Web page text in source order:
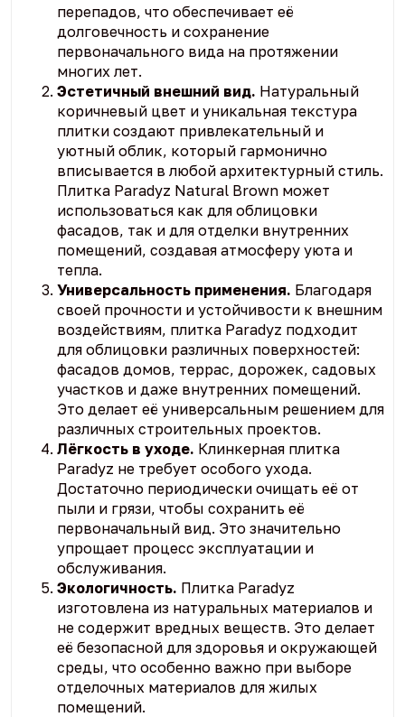
перепадов, что обеспечивает её
долговечность и сохранение
первоначального вида на протяжении
многих лет.
Эстетичный внешний вид. Натуральный
коричневый цвет и уникальная текстура
плитки создают привлекательный и
уютный облик, который гармонично
вписывается в любой архитектурный стиль.
Плитка Paradyz Natural Brown может
использоваться как для облицовки
фасадов, так и для отделки внутренних
помещений, создавая атмосферу уюта и
тепла.
Универсальность применения. Благодаря
своей прочности и устойчивости к внешним
воздействиям, плитка Paradyz подходит
для облицовки различных поверхностей:
фасадов домов, террас, дорожек, садовых
участков и даже внутренних помещений.
Это делает её универсальным решением для
различных строительных проектов.
Лёгкость в уходе. Клинкерная плитка
Paradyz не требует особого ухода.
Достаточно периодически очищать её от
пыли и грязи, чтобы сохранить её
первоначальный вид. Это значительно
упрощает процесс эксплуатации и
обслуживания.
Экологичность. Плитка Paradyz
изготовлена из натуральных материалов и
не содержит вредных веществ. Это делает
её безопасной для здоровья и окружающей
среды, что особенно важно при выборе
отделочных материалов для жилых
помещений.